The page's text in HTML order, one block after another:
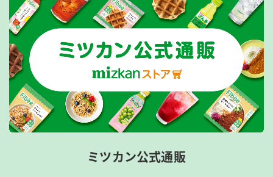
ミツカン公式通販